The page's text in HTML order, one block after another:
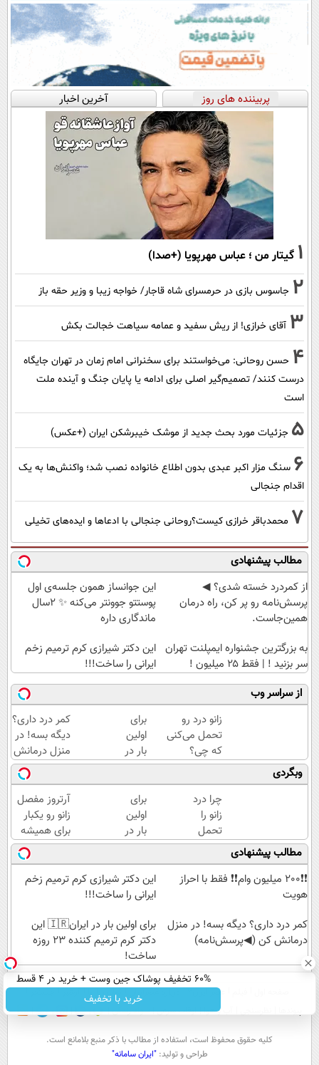
پربیننده های روز آخرین اخبار
1 گیتار من ؛ عباس مهرپویا (+صدا)
2 جاسوس بازی در حرمسرای شاه قاجار/ خواجه زیبا و وزیر حقه باز
3 آقای خرازی! از ریش سفید و عمامه سیاهت خجالت بکش
4 حسن روحانی: می‌خواستند برای سخنرانی امام زمان در تهران جایگاه
درست کنند/ تصمیم‌گیر اصلی برای ادامه یا پایان جنگ و آینده ملت
است
5 جزئیات مورد بحث جدید از موشک خیبرشکن ایران (+عکس)
6 سنگ مزار اکبر عبدی بدون اطلاع خانواده نصب شد؛ واکنش‌ها به یک
اقدام جنجالی
7 محمدباقر خرازی کیست؟روحانی جنجالی با ادعاها و ایده‌های تخیلی
مطالب پیشنهادی
از کمردرد خسته شدی؟ ◀
پرسش‌نامه رو پر کن، راه درمان
همین‌جاست.
این جوانساز همون جلسه‌ی اول
پوستتو جوونتر می‌کنه ✨ 2سال
ماندگاری داره
به بزرگترین جشنواره ایمپلنت تهران
سر بزنید ! | فقط ۲۵ میلیون !
این دکتر شیرازی کرم ترمیم زخم
ایرانی را ساخت!!!
از سراسر وب
زانو درد رو
تحمل می‌کنی
که چی؟
راه‌حلش
همین‌جاست!
برای
اولین
بار در
ایران
🇮🇷
این
دکتر
کرم
ترمیم
کننده
23
روزه
کمر درد داری؟
دیگه بسه! در
منزل درمانش
کن
(◀پرسش‌نامه)
وبگردی
چرا درد
زانو را
تحمل
می‌کنی؟
خیلی
ساده
کن
برای
اولین
بار در
ایران
🇮🇷
این
دکتر
ترمیم
کننده
23
روزه
ساخت!
آرتروز مفصل
زانو رو یکبار
برای همیشه
درمان کن!
◗پرسش‌نامه◖
مطالب پیشنهادی
❗❗200 میلیون وام❗❗ فقط با احراز
هویت
این دکتر شیرازی کرم ترمیم زخم
ایرانی را ساخت!!!
کمر درد داری؟ دیگه بسه! در منزل
درمانش کن (◀پرسش‌نامه)
برای اولین بار در ایران🇮🇷 این
دکتر کرم ترمیم کننده 23 روزه
ساخت!
60% تخفیف پوشاک جین وست + خرید در 4 قسط
خرید با تخفیف
عصر ایران۲ درباره عصرایران تماس با ما
آب و هوا اوقات شرعی سواد زندگی
كليه حقوق محفوظ است، استفاده از مطالب با ذكر منبع بلامانع است.
طراحی و تولید:"ایران سامانه"